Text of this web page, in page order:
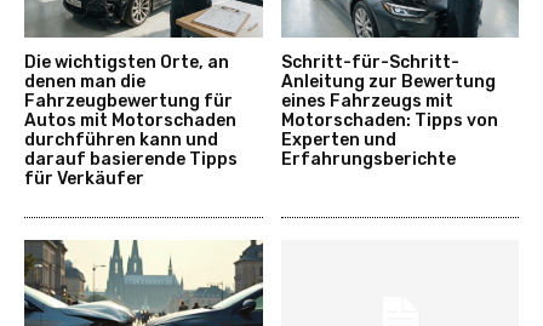
Die wichtigsten Orte, an
denen man die
Fahrzeugbewertung für
Autos mit Motorschaden
durchführen kann und
darauf basierende Tipps
für Verkäufer
Schritt-für-Schritt-
Anleitung zur Bewertung
eines Fahrzeugs mit
Motorschaden: Tipps von
Experten und
Erfahrungsberichte